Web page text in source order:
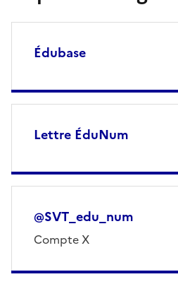
Édubase
Lettre ÉduNum
@SVT_edu_num
Compte X